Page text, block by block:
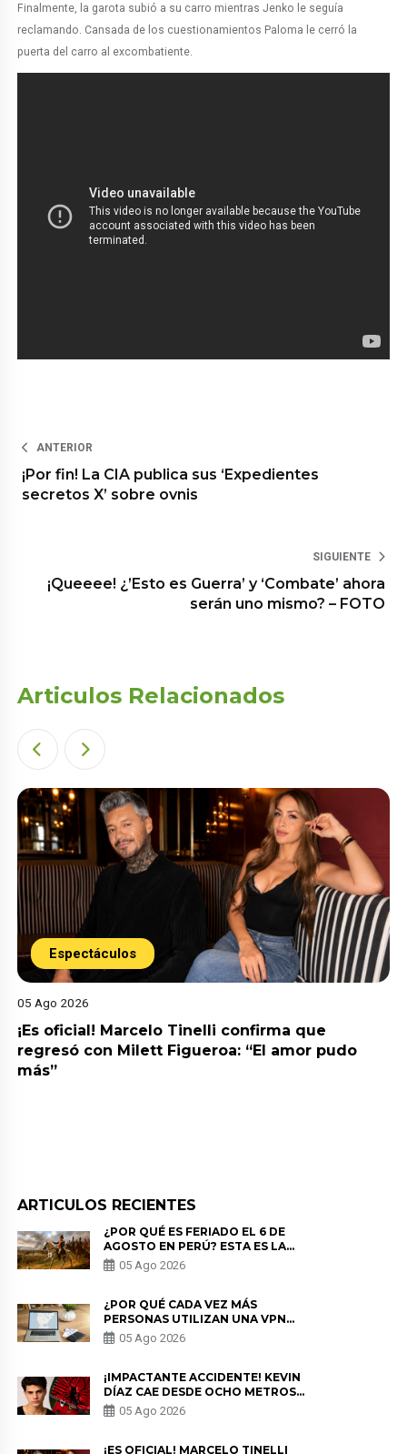
Finalmente, la garota subió a su carro mientras Jenko le seguía
reclamando. Cansada de los cuestionamientos Paloma le cerró la
puerta del carro al excombatiente.
ANTERIOR
¡Por fin! La CIA publica sus ‘Expedientes
secretos X’ sobre ovnis
SIGUIENTE
¡Queeee! ¿’Esto es Guerra’ y ‘Combate’ ahora
serán uno mismo? – FOTO
Articulos Relacionados
Espectáculos
05 Ago 2026
¡Es oficial! Marcelo Tinelli confirma que
regresó con Milett Figueroa: “El amor pudo
más”
ARTICULOS RECIENTES
¿POR QUÉ ES FERIADO EL 6 DE
AGOSTO EN PERÚ? ESTA ES LA
HISTORIA
05 Ago 2026
¿POR QUÉ CADA VEZ MÁS
PERSONAS UTILIZAN UNA VPN
PARA PROTEGER SU
PRIVACIDAD?
05 Ago 2026
¡IMPACTANTE ACCIDENTE! KEVIN
DÍAZ CAE DESDE OCHO METROS
EN “ESTO ES GUERRA” Y GENERA
PREOCUPACIÓN
05 Ago 2026
¡ES OFICIAL! MARCELO TINELLI